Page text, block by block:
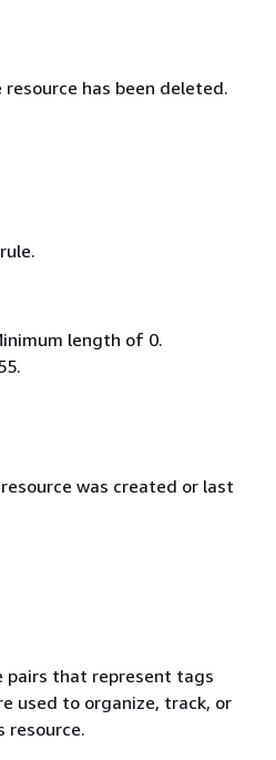
has been deleted.
length of 0.
was created or last
pairs that represent tags
used to organize, track, or
resource.